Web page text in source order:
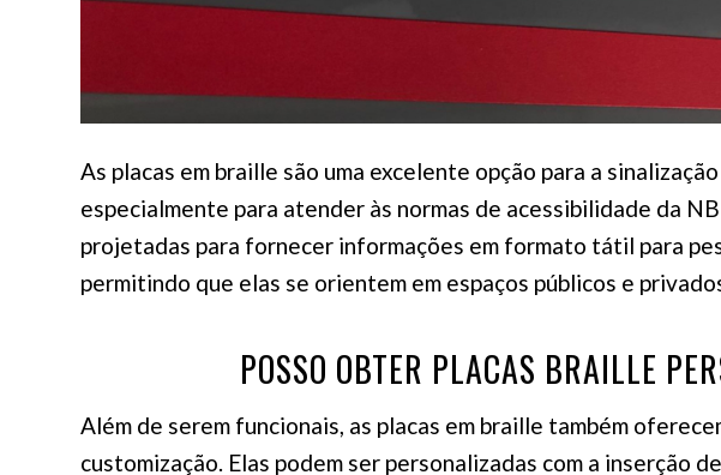
As placas em braille são uma excelente opção para a
especialmente para atender às normas de acessibilidade da
projetadas para fornecer informações em formato tátil para
permitindo que elas se orientem em espaços públicos e
POSSO OBTER PLACAS BRAILLE
Além de serem funcionais, as placas em braille também
customização. Elas podem ser personalizadas com a inserção